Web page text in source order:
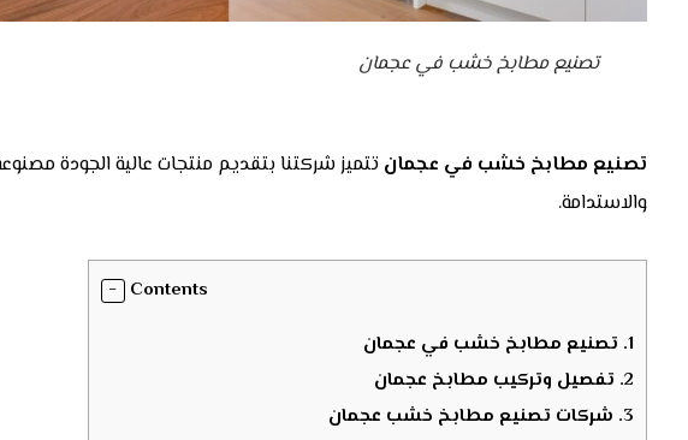
تصنيع مطابخ خشب في عجمان
تصنيع مطابخ خشب في عجمان تتميز شركتنا بتقديم منتجات عالية الجودة
والاستدامة.
Contents
1. تصنيع مطابخ خشب في عجمان
2. تفصيل وتركيب مطابخ عجمان
3. شركات تصنيع مطابخ خشب عجمان